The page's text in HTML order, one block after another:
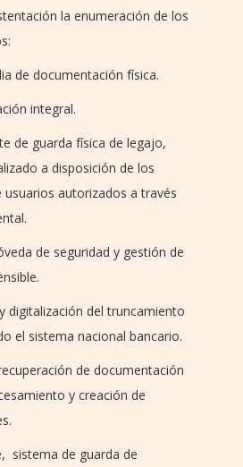
la enumeración de los
de documentación física.
integral.
de guarda física de legajo,
a disposición de los
usuarios autorizados a través
de seguridad y gestión de
digitalización del truncamiento
el sistema nacional bancario.
de documentación
y creación de
sistema de guarda de